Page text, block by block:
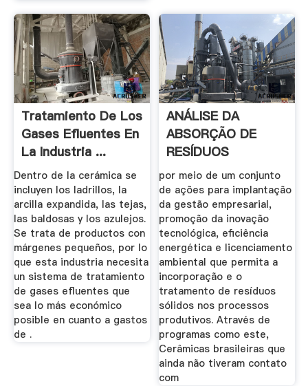
Tratamiento De Los
Gases Efluentes En
La Industria ...
Dentro de la cerámica se
incluyen los ladrillos, la
arcilla expandida, las tejas,
las baldosas y los azulejos.
Se trata de productos con
márgenes pequeños, por lo
que esta industria necesita
un sistema de tratamiento
de gases efluentes que
sea lo más económico
posible en cuanto a gastos
de .
ANÁLISE DA
ABSORÇÃO DE
RESÍDUOS
INDUSTRIAIS POR .
por meio de um conjunto
de ações para implantação
da gestão empresarial,
promoção da inovação
tecnológica, eficiência
energética e licenciamento
ambiental que permita a
incorporação e o
tratamento de resíduos
sólidos nos processos
produtivos. Através de
programas como este,
Cerâmicas brasileiras que
ainda não tiveram contato
com